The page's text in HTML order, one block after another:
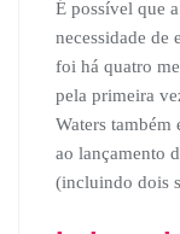
É possível que
necessidade de
foi há quatro
pela primeira
Waters também
ao lançamento
(incluindo dois